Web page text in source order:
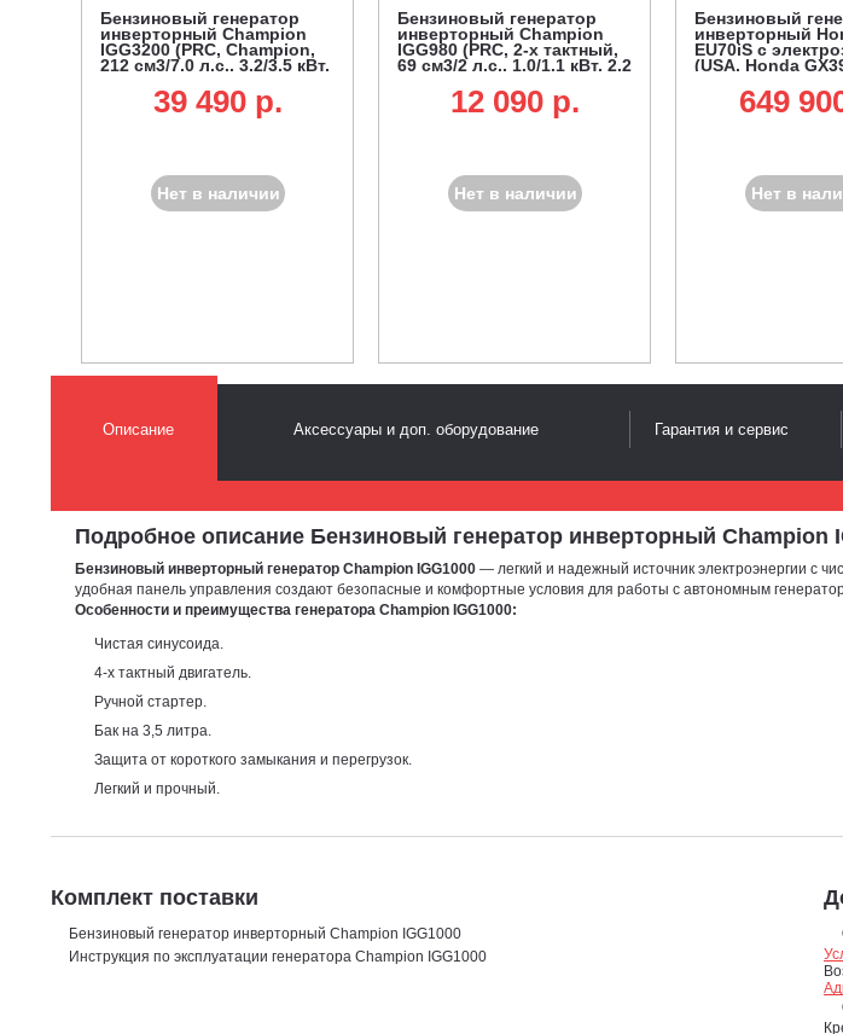
Бензиновый генератор
инверторный Champion
IGG3200 (PRC, Champion,
212 см3/7.0 л.с., 3.2/3.5 кВт,
39 490 p.
Нет в наличии
Бензиновый генератор
инверторный Champion
IGG980 (PRC, 2-х тактный,
69 см3/2 л.с., 1.0/1.1 кВт, 2.2
12 090 p.
Нет в наличии
Бензиновый
инверторный
EU70iS с
(USA, Honda
19.2 л, 118.1 кг)
649
Нет в
Подробное описание Бензиновый генератор инверторный Champion
Бензиновый инверторный генератор Champion IGG1000 — легкий и надежный источник электроэнергии с
удобная панель управления создают безопасные и комфортные условия для работы с автономным
Особенности и преимущества генератора Champion IGG1000:
Чистая синусоида.
4-х тактный двигатель.
Ручной стартер.
Бак на 3,5 литра.
Защита от короткого замыкания и перегрузок.
Легкий и прочный.
Комплект поставки
Бензиновый генератор инверторный Champion IGG1000
Инструкция по эксплуатации генератора Champion IGG1000
Описание Аксессуары и доп. оборудование Гарантия и сервис